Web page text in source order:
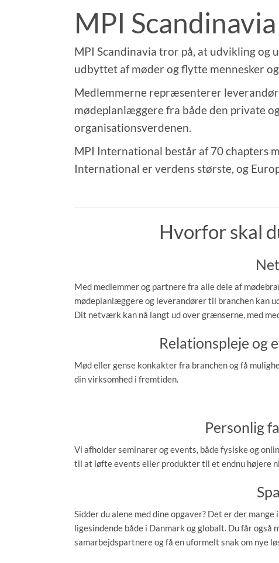
MPI Scandinavia
MPI Scandinavia tror på, at udvikling og
udbyttet af møder og flytte mennesker
Medlemmerne repræsenterer
mødeplanlæggere fra både den private
organisationsverdenen.
MPI International består af 70 chapters
International er verdens største, og
Hvorfor skal
Med medlemmer og partnere fra alle dele af
mødeplanlæggere og leverandører til branchen kan
Dit netværk kan nå langt ud over grænserne, med
Relationspleje og
Mød eller gense konkakter fra branchen og få
din virksomhed i fremtiden.
Personlig
Vi afholder seminarer og events, både fysiske og
til at løfte events eller produkter til et endnu højere
Sidder du alene med dine opgaver? Det er der
ligesindende både i Danmark og globalt. Du får også
samarbejdspartnere og få en uformelt snak om nye